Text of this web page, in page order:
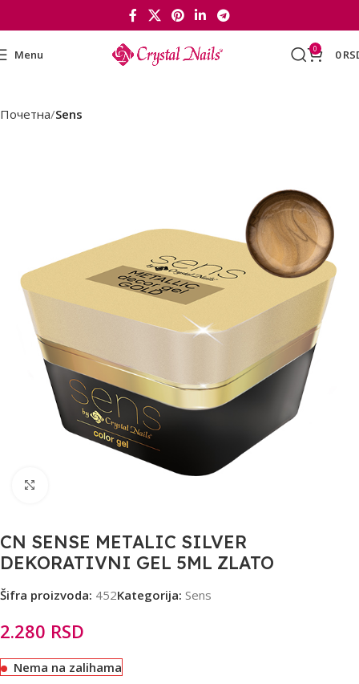
Menu 0 0
Почетна Sens
CN SENSE METALIC SILVER
DEKORATIVNI GEL 5ML ZLATO
Šifra proizvoda: 452Kategorija: Sens
2.280 RSD
Nema na zalihama